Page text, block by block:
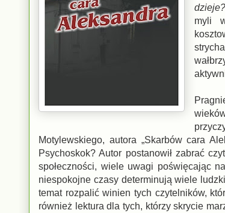
myli
Motylewskiego, autora „Skarbów cara
Psychoskok? Autor postanowił zabrać
społeczności, wiele uwagi poświęcając
niespokojne czasy determinują wiele
temat rozpalić winien tych czytelników,
również lektura dla tych, którzy skrycie